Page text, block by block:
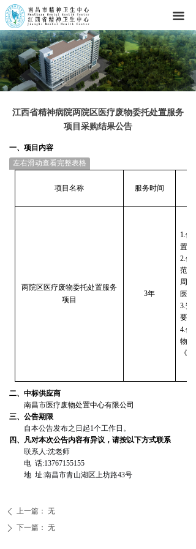
끀
江西省精神病院两院区医疗废物委托处置服务
项目采购结果公告
一、 项目内容
左右滑动查看完整表格
项目名称 服务时间
两院区医疗废物委托处置服务
项目
3年
1.供
置。
2.供
范
周
医
3.安
要
4.供
物
《
二、 中标供应商
南昌市医疗废物处置中心有限公司
三、 公告期限
自本公告发布之日起1个工作日。
四、凡对本次公告内容有异议，请按以下方式联系
联系人:沈老师
电 话:13767155155
地 址:南昌市青山湖区上坊路43号
ꄴ 上一篇： 无
ꄲ 下一篇： 无